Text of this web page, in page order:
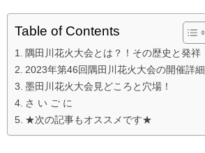
Table of Contents
隅田川花火大会とは？！その歴史と発祥
2023年第46回隅田川花火大会の開催詳細
墨田川花火大会見どころと穴場！
さ い ご に
★次の記事もオススメです★